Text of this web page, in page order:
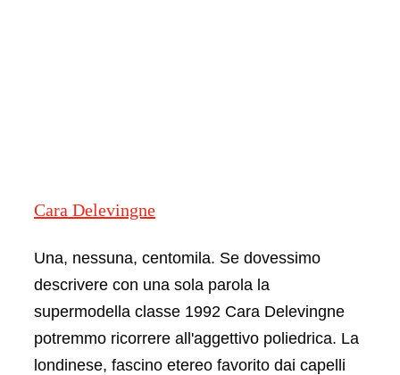
Cara Delevingne
Una, nessuna, centomila. Se dovessimo
descrivere con una sola parola la
supermodella classe 1992 Cara Delevingne
potremmo ricorrere all'aggettivo poliedrica. La
londinese, fascino etereo favorito dai capelli